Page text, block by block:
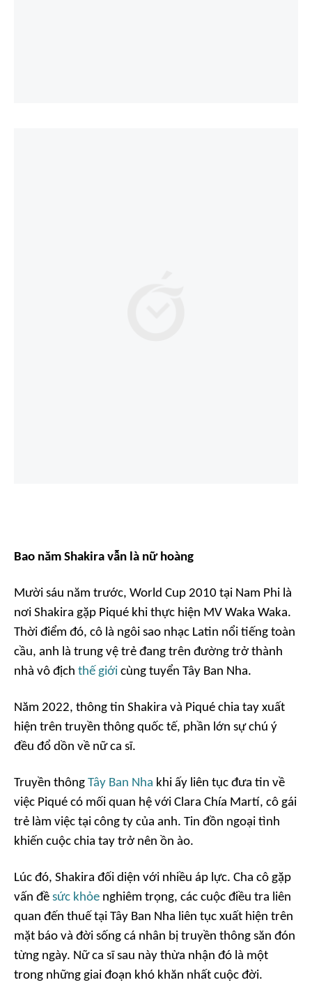
Bao năm Shakira vẫn là nữ hoàng
Mười sáu năm trước, World Cup 2010 tại Nam Phi là
nơi Shakira gặp Piqué khi thực hiện MV Waka Waka.
Thời điểm đó, cô là ngôi sao nhạc Latin nổi tiếng toàn
cầu, anh là trung vệ trẻ đang trên đường trở thành
nhà vô địch thế giới cùng tuyển Tây Ban Nha.
Năm 2022, thông tin Shakira và Piqué chia tay xuất
hiện trên truyền thông quốc tế, phần lớn sự chú ý
đều đổ dồn về nữ ca sĩ.
Truyền thông Tây Ban Nha khi ấy liên tục đưa tin về
việc Piqué có mối quan hệ với Clara Chía Martí, cô gái
trẻ làm việc tại công ty của anh. Tin đồn ngoại tình
khiến cuộc chia tay trở nên ồn ào.
Lúc đó, Shakira đối diện với nhiều áp lực. Cha cô gặp
vấn đề sức khỏe nghiêm trọng, các cuộc điều tra liên
quan đến thuế tại Tây Ban Nha liên tục xuất hiện trên
mặt báo và đời sống cá nhân bị truyền thông săn đón
từng ngày. Nữ ca sĩ sau này thừa nhận đó là một
trong những giai đoạn khó khăn nhất cuộc đời.